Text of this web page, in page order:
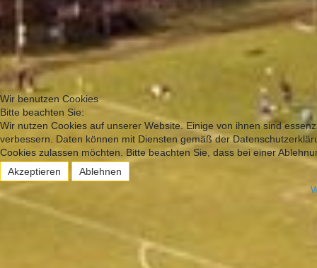
Wir benutzen Cookies
Bitte beachten Sie:
Wir nutzen Cookies auf unserer Website. Einige von ihnen sind
verbessern. Daten können mit Diensten gemäß der
Cookies zulassen möchten. Bitte beachten Sie, dass bei einer
Akzeptieren
Ablehnen